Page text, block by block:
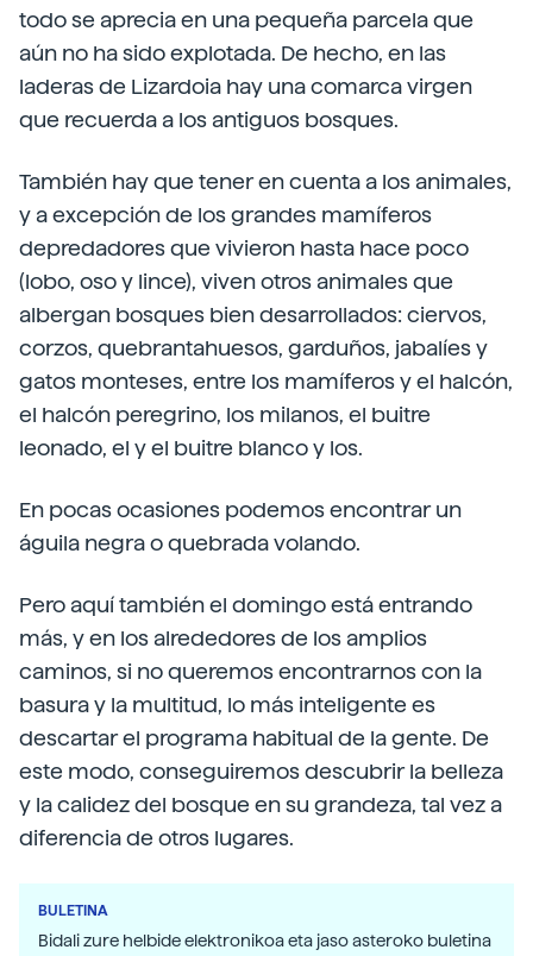
todo se aprecia en una pequeña parcela que
aún no ha sido explotada. De hecho, en las
laderas de Lizardoia hay una comarca virgen
que recuerda a los antiguos bosques.
También hay que tener en cuenta a los animales,
y a excepción de los grandes mamíferos
depredadores que vivieron hasta hace poco
(lobo, oso y lince), viven otros animales que
albergan bosques bien desarrollados: ciervos,
corzos, quebrantahuesos, garduños, jabalíes y
gatos monteses, entre los mamíferos y el halcón,
el halcón peregrino, los milanos, el buitre
leonado, el y el buitre blanco y los.
En pocas ocasiones podemos encontrar un
águila negra o quebrada volando.
Pero aquí también el domingo está entrando
más, y en los alrededores de los amplios
caminos, si no queremos encontrarnos con la
basura y la multitud, lo más inteligente es
descartar el programa habitual de la gente. De
este modo, conseguiremos descubrir la belleza
y la calidez del bosque en su grandeza, tal vez a
diferencia de otros lugares.
BULETINA
Bidali zure helbide elektronikoa eta jaso asteroko buletina